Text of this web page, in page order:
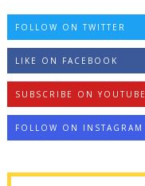
FOLLOW ON TWITTER
LIKE ON FACEBOOK
SUBSCRIBE ON YOUTUBE
FOLLOW ON INSTAGRAM